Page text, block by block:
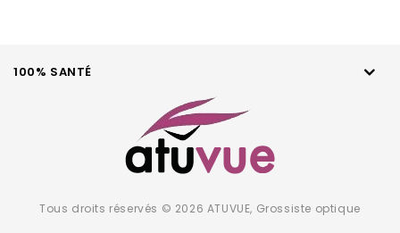
100% SANTÉ
Tous droits réservés © 2026 ATUVUE, Grossiste optique